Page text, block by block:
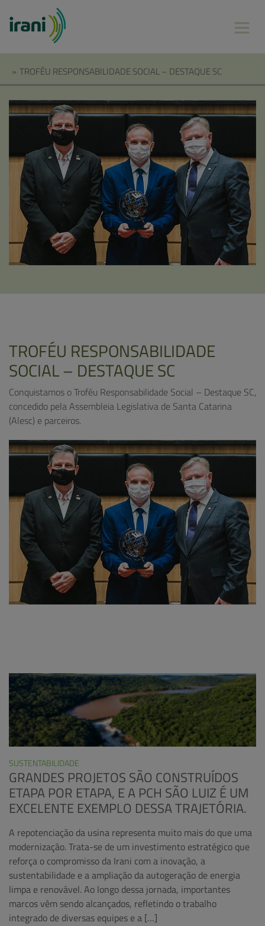
» TROFÉU RESPONSABILIDADE SOCIAL – DESTAQUE SC
TROFÉU RESPONSABILIDADE
SOCIAL – DESTAQUE SC
Conquistamos o Troféu Responsabilidade Social – Destaque SC,
concedido pela Assembleia Legislativa de Santa Catarina
(Alesc) e parceiros.
SUSTENTABILIDADE
GRANDES PROJETOS SÃO CONSTRUÍDOS
ETAPA POR ETAPA, E A PCH SÃO LUIZ É UM
EXCELENTE EXEMPLO DESSA TRAJETÓRIA.
A repotenciação da usina representa muito mais do que uma
modernização. Trata-se de um investimento estratégico que
reforça o compromisso da Irani com a inovação, a
sustentabilidade e a ampliação da autogeração de energia
limpa e renovável. Ao longo dessa jornada, importantes
marcos vêm sendo alcançados, refletindo o trabalho
integrado de diversas equipes e a […]